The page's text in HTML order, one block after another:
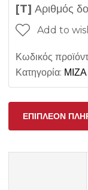
[T] Αριθμός
Add to
Κωδικός
Κατηγορία: ΜΙΖΑ
ΕΠΙΠΛΈΟΝ